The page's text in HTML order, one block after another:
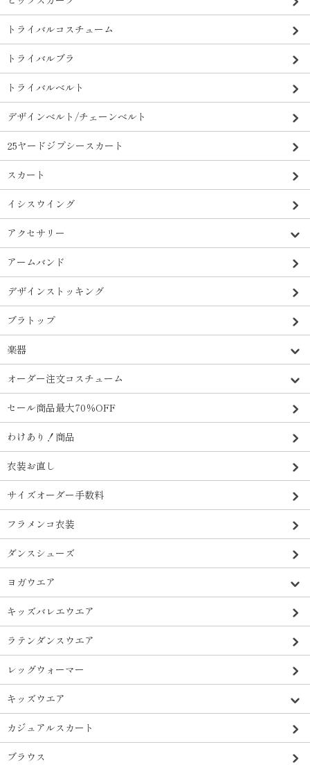
トライバルコスチューム
トライバルブラ
トライバルベルト
デザインベルト/チェーンベルト
25ヤードジプシースカート
スカート
イシスウイング
アクセサリー
アームバンド
デザインストッキング
ブラトップ
楽器
オーダー注文コスチューム
セール商品最大70％OFF
わけあり！商品
衣装お直し
サイズオーダー手数料
フラメンコ衣装
ダンスシューズ
ヨガウエア
キッズバレエウエア
ラテンダンスウエア
レッグウォーマー
キッズウエア
カジュアルスカート
ブラウス